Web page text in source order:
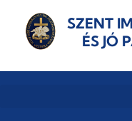
SZENT
ÉS JÓ